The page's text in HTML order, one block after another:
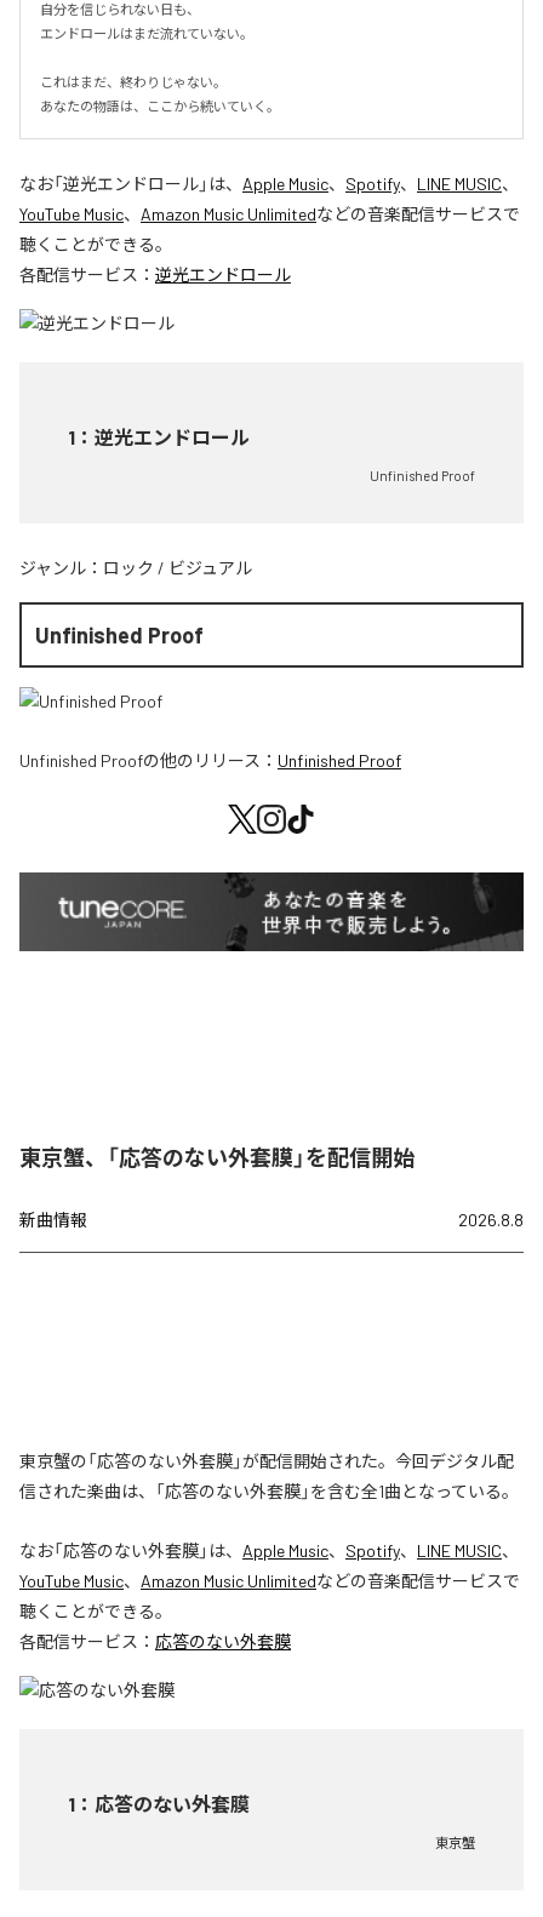
自分を信じられない日も、
エンドロールはまだ流れていない。
これはまだ、終わりじゃない。
あなたの物語は、ここから続いていく。
なお「逆光エンドロール」は、 Apple Music、 Spotify、 LINE MUSIC、
YouTube Music、 Amazon Music Unlimitedなどの音楽配信サービスで
聴くことができる。
各配信サービス： 逆光エンドロール
1 ： 逆光エンドロール
Unfinished Proof
ジャンル： ロック / ビジュアル
Unfinished Proof
Unfinished Proofの他のリリース： Unfinished Proof
東京蟹、「応答のない外套膜」を配信開始
新曲情報 2026.8.8
東京蟹の「応答のない外套膜」が配信開始された。今回デジタル配
信された楽曲は、「応答のない外套膜」を含む全1曲となっている。
なお「応答のない外套膜」は、 Apple Music、 Spotify、 LINE MUSIC、
YouTube Music、 Amazon Music Unlimitedなどの音楽配信サービスで
聴くことができる。
各配信サービス： 応答のない外套膜
1 ： 応答のない外套膜
東京蟹